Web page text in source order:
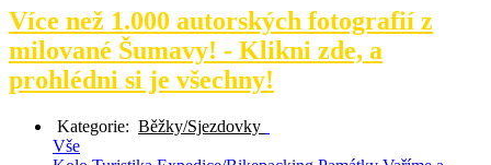
Více než 1.000 autorských fotografií z
milované Šumavy! - Klikni zde, a
prohlédni si je všechny!
Kategorie: Běžky/Sjezdovky
Vše